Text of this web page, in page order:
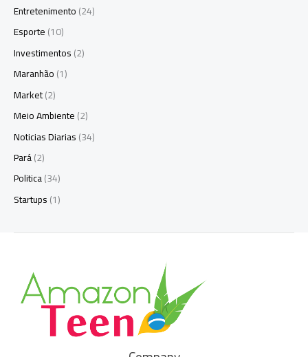
Entretenimento(24)
Esporte(10)
Investimentos(2)
Maranhão(1)
Market(2)
Meio Ambiente(2)
Noticias Diarias(34)
Pará(2)
Politica(34)
Startups(1)